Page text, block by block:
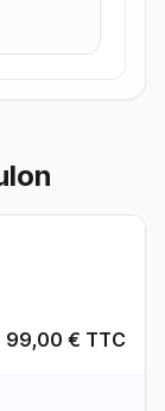
99,00 € TTC